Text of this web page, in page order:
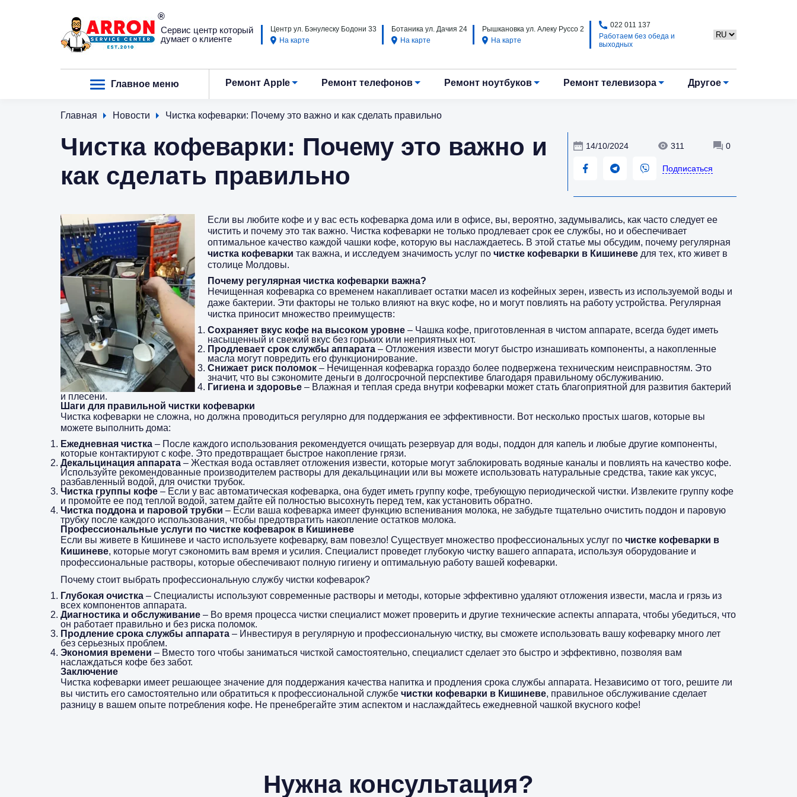
Сервис центр который
думает о клиенте
Центр ул. Бэнулеску Бодони 33
На карте
Ботаника ул. Дачия 24
На карте
Рышкановка ул. Алеку Руссо 2
На карте
022 011 137
Работаем без обеда и
выходных
Главное меню Ремонт Apple Ремонт телефонов Ремонт ноутбуков Ремонт телевизора Другое
Главная Новости Чистка кофеварки: Почему это важно и как сделать правильно
Чистка кофеварки: Почему это важно и
как сделать правильно
14/10/2024 311 0
Подписаться
Если вы любите кофе и у вас есть кофеварка дома или в офисе, вы, вероятно, задумывались, как часто следует ее
чистить и почему это так важно. Чистка кофеварки не только продлевает срок ее службы, но и обеспечивает
оптимальное качество каждой чашки кофе, которую вы наслаждаетесь. В этой статье мы обсудим, почему регулярная
чистка кофеварки так важна, и исследуем значимость услуг по чистке кофеварки в Кишиневе для тех, кто живет в
столице Молдовы.
Почему регулярная чистка кофеварки важна?
Нечищенная кофеварка со временем накапливает остатки масел из кофейных зерен, известь из используемой воды и
даже бактерии. Эти факторы не только влияют на вкус кофе, но и могут повлиять на работу устройства. Регулярная
чистка приносит множество преимуществ:
Сохраняет вкус кофе на высоком уровне – Чашка кофе, приготовленная в чистом аппарате, всегда будет иметь
насыщенный и свежий вкус без горьких или неприятных нот.
Продлевает срок службы аппарата – Отложения извести могут быстро изнашивать компоненты, а накопленные
масла могут повредить его функционирование.
Снижает риск поломок – Нечищенная кофеварка гораздо более подвержена техническим неисправностям. Это
значит, что вы сэкономите деньги в долгосрочной перспективе благодаря правильному обслуживанию.
Гигиена и здоровье – Влажная и теплая среда внутри кофеварки может стать благоприятной для развития бактерий
и плесени.
Шаги для правильной чистки кофеварки
Чистка кофеварки не сложна, но должна проводиться регулярно для поддержания ее эффективности. Вот несколько простых шагов, которые вы
можете выполнить дома:
Ежедневная чистка – После каждого использования рекомендуется очищать резервуар для воды, поддон для капель и любые другие компоненты,
которые контактируют с кофе. Это предотвращает быстрое накопление грязи.
Декальцинация аппарата – Жесткая вода оставляет отложения извести, которые могут заблокировать водяные каналы и повлиять на качество кофе.
Используйте рекомендованные производителем растворы для декальцинации или вы можете использовать натуральные средства, такие как уксус,
разбавленный водой, для очистки трубок.
Чистка группы кофе – Если у вас автоматическая кофеварка, она будет иметь группу кофе, требующую периодической чистки. Извлеките группу кофе
и промойте ее под теплой водой, затем дайте ей полностью высохнуть перед тем, как установить обратно.
Чистка поддона и паровой трубки – Если ваша кофеварка имеет функцию вспенивания молока, не забудьте тщательно очистить поддон и паровую
трубку после каждого использования, чтобы предотвратить накопление остатков молока.
Профессиональные услуги по чистке кофеварок в Кишиневе
Если вы живете в Кишиневе и часто используете кофеварку, вам повезло! Существует множество профессиональных услуг по чистке кофеварки в
Кишиневе, которые могут сэкономить вам время и усилия. Специалист проведет глубокую чистку вашего аппарата, используя оборудование и
профессиональные растворы, которые обеспечивают полную гигиену и оптимальную работу вашей кофеварки.
Почему стоит выбрать профессиональную службу чистки кофеварок?
Глубокая очистка – Специалисты используют современные растворы и методы, которые эффективно удаляют отложения извести, масла и грязь из
всех компонентов аппарата.
Диагностика и обслуживание – Во время процесса чистки специалист может проверить и другие технические аспекты аппарата, чтобы убедиться, что
он работает правильно и без риска поломок.
Продление срока службы аппарата – Инвестируя в регулярную и профессиональную чистку, вы сможете использовать вашу кофеварку много лет
без серьезных проблем.
Экономия времени – Вместо того чтобы заниматься чисткой самостоятельно, специалист сделает это быстро и эффективно, позволяя вам
наслаждаться кофе без забот.
Заключение
Чистка кофеварки имеет решающее значение для поддержания качества напитка и продления срока службы аппарата. Независимо от того, решите ли
вы чистить его самостоятельно или обратиться к профессиональной службе чистки кофеварки в Кишиневе, правильное обслуживание сделает
разницу в вашем опыте потребления кофе. Не пренебрегайте этим аспектом и наслаждайтесь ежедневной чашкой вкусного кофе!
Нужна консультация?